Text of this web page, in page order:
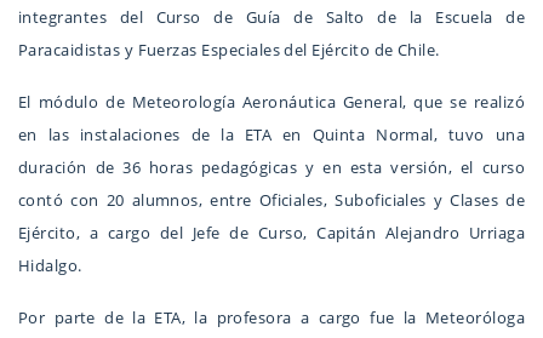
integrantes del Curso de Guía de Salto de la Escuela de
Paracaidistas y Fuerzas Especiales del Ejército de Chile.
El módulo de Meteorología Aeronáutica General, que se realizó
en las instalaciones de la ETA en Quinta Normal, tuvo una
duración de 36 horas pedagógicas y en esta versión, el curso
contó con 20 alumnos, entre Oficiales, Suboficiales y Clases de
Ejército, a cargo del Jefe de Curso, Capitán Alejandro Urriaga
Hidalgo.
Por parte de la ETA, la profesora a cargo fue la Meteoróloga